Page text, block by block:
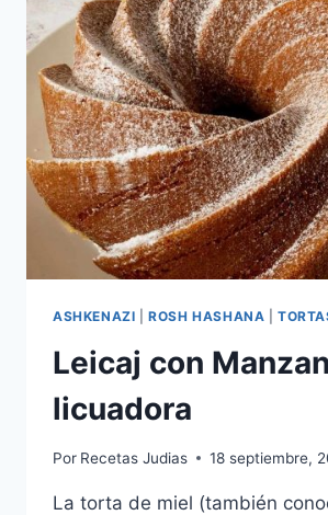
ASHKENAZI |ROSH HASHANA |
Leicaj con
licuadora
Por Recetas Judias 18 septiembre,
La torta de miel (también